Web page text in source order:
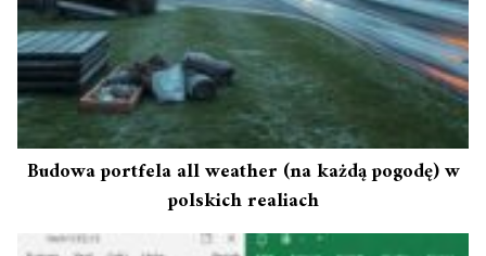
Budowa portfela all weather (na każdą pogodę) w
polskich realiach